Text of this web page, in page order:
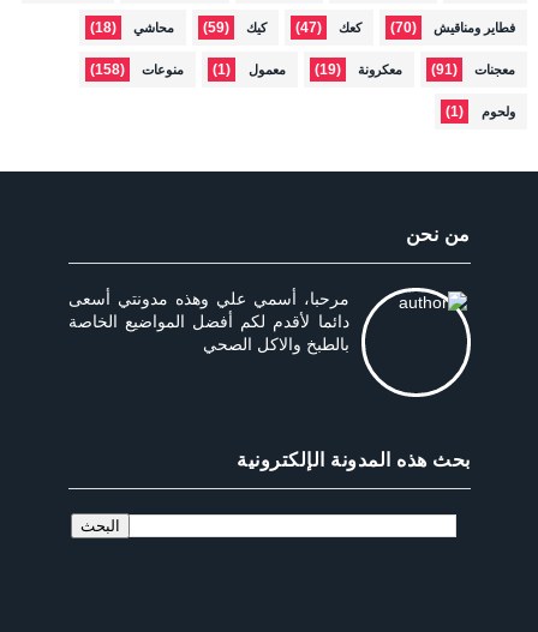
فطاير ومناقيش (70) كعك (47) كيك (59) محاشي (18)
معجنات (91) معكرونة (19) معمول (1) منوعات (158)
ولحوم (1)
من نحن
مرحبا، أسمي علي وهذه مدونتي أسعى
دائما لأقدم لكم أفضل المواضيع الخاصة
بالطبخ والاكل الصحي
بحث هذه المدونة الإلكترونية